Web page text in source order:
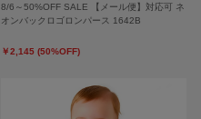
8/6～50%OFF SALE 【メール便】対応可 ネ
オンバックロゴロンパース 1642B
￥2,145 (50%OFF)